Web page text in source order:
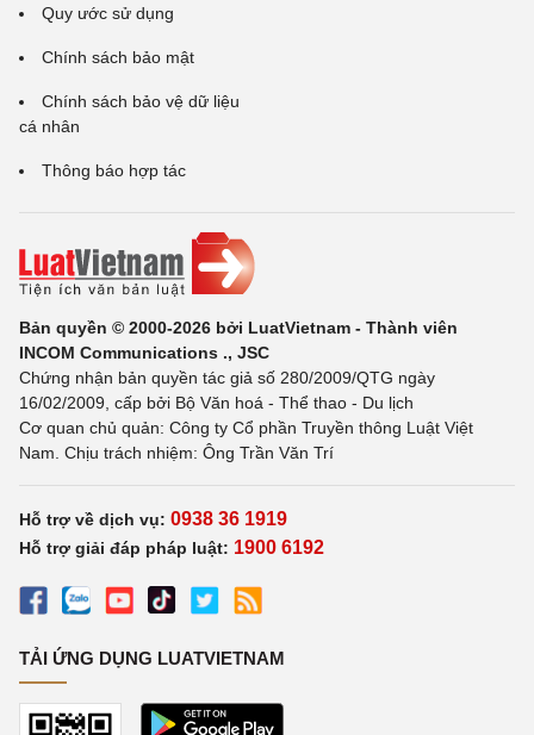
Quy ước sử dụng
Chính sách bảo mật
Chính sách bảo vệ dữ liệu
cá nhân
Thông báo hợp tác
Bản quyền © 2000-2026 bởi LuatVietnam - Thành viên
INCOM Communications ., JSC
Chứng nhận bản quyền tác giả số 280/2009/QTG ngày
16/02/2009, cấp bởi Bộ Văn hoá - Thể thao - Du lịch
Cơ quan chủ quản: Công ty Cổ phần Truyền thông Luật Việt
Nam. Chịu trách nhiệm: Ông Trần Văn Trí
Hỗ trợ về dịch vụ: 0938 36 1919
Hỗ trợ giải đáp pháp luật: 1900 6192
TẢI ỨNG DỤNG LUATVIETNAM